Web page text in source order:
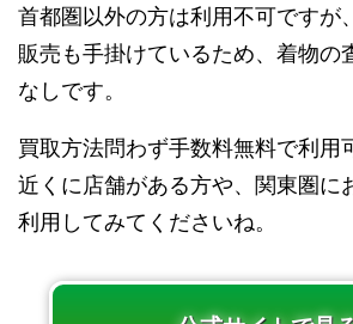
首都圏以外の方は利用不可ですが
販売も手掛けているため、着物の
なしです。
買取方法問わず手数料無料で利用
近くに店舗がある方や、関東圏に
利用してみてくださいね。